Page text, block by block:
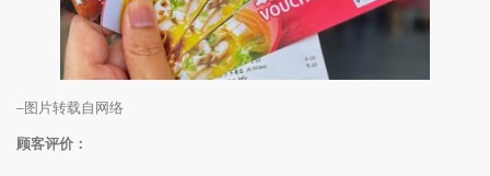
–图片转载自网络
顾客评价：